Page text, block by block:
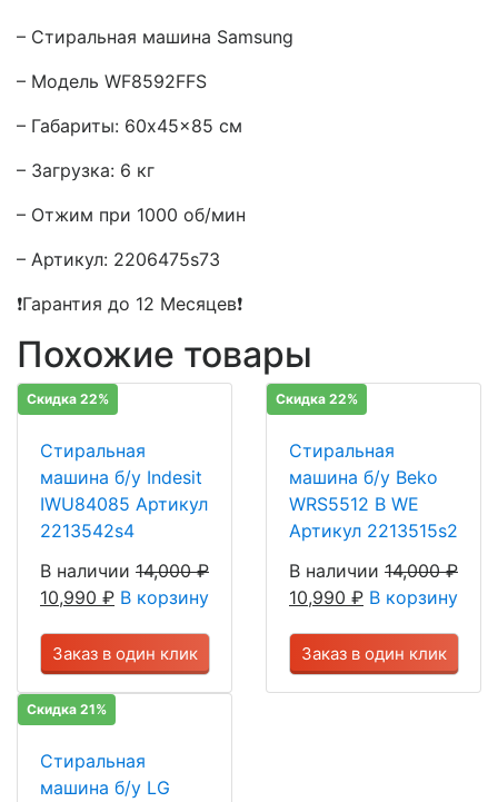
– Стиральная машина Samsung
– Модель WF8592FFS
– Габариты: 60x45x85 см
– Загрузка: 6 кг
– Отжим при 1000 об/мин
– Артикул: 2206475s73
❗Гарантия до 12 Месяцев❗
Похожие товары
Скидка 22%
Стиральная
машина б/у Indesit
IWU84085 Артикул
2213542s4
В наличии 14,000₽
10,990 ₽ В корзину
Заказ в один клик
Скидка 22%
Стиральная
машина б/у Beko
WRS5512 В WE
Артикул 2213515s2
В наличии 14,000₽
10,990 ₽ В корзину
Заказ в один клик
Скидка 21%
Стиральная
машина б/у LG